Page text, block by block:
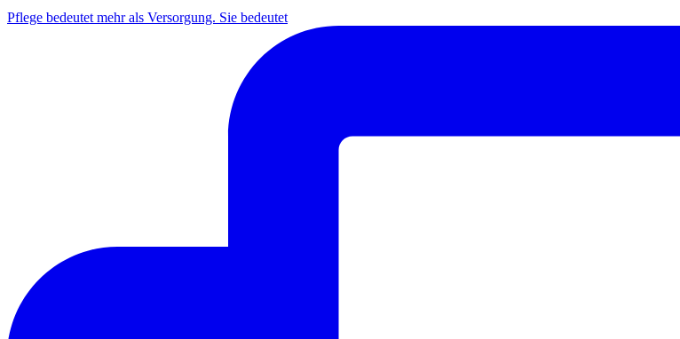
Pflege bedeutet mehr als Versorgung. Sie bedeutet